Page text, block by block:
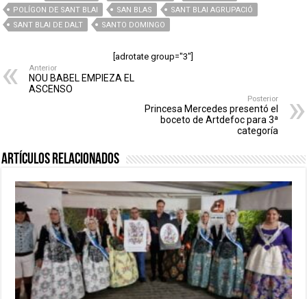
POLÍGON DE SANT BLAI
SAN BLAS
SANT BLAI AGRUPACIÓ
SANT BLAI DE DALT
SANTO DOMINGO
[adrotate group="3"]
Anterior
NOU BABEL EMPIEZA EL
ASCENSO
Posterior
Princesa Mercedes presentó el
boceto de Artdefoc para 3ª
categoría
Artículos relacionados